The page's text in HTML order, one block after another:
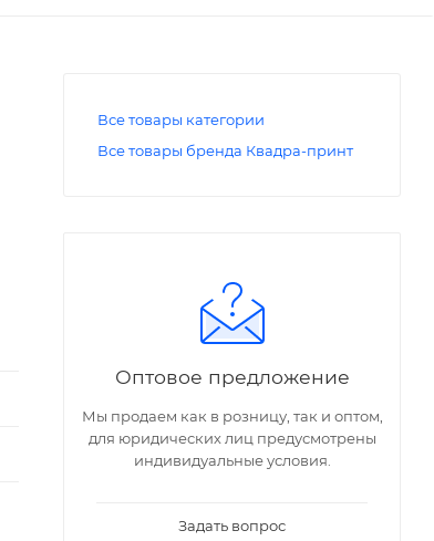
Все товары категории
Все товары бренда Квадра-принт
Оптовое предложение
Мы продаем как в розницу, так и оптом,
для юридических лиц предусмотрены
индивидуальные условия.
Задать вопрос